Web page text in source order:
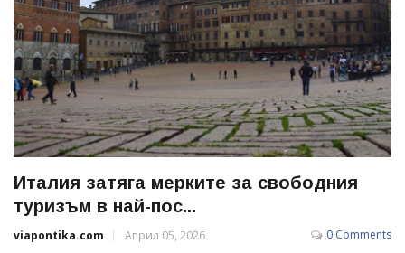
Италия затяга мерките за свободния
туризъм в най-пос...
viapontika.com Април 05, 2026 0 Comments